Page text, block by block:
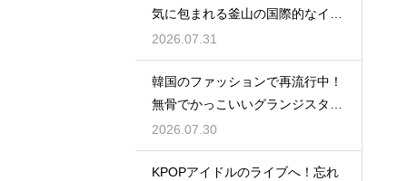
気に包まれる釜山の国際的なイベ
ント
2026.07.31
韓国のファッションで再流行中！
無骨でかっこいいグランジスタイ
ルの特徴
2026.07.30
KPOPアイドルのライブへ！忘れ